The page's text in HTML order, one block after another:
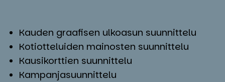
Kauden graafisen ulkoasun suunnittelu
Kotiotteluiden mainosten suunnittelu
Kausikorttien suunnittelu
Kampanjasuunnittelu